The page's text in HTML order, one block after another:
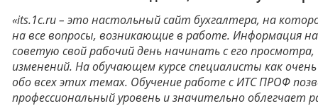
«its.1c.ru – это настольный сайт бухгалтера, на
на все вопросы, возникающие в работе. Информация
советую свой рабочий день начинать с его
изменений. На обучающем курсе специалисты как
обо всех этих темах. Обучение работе с ИТС ПРОФ
профессиональный уровень и значительно облегчает